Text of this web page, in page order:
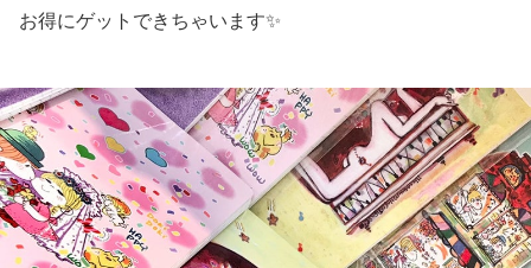
お得にゲットできちゃいます✨